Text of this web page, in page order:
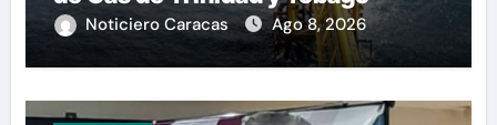
Noticiero Caracas Ago 8, 2026